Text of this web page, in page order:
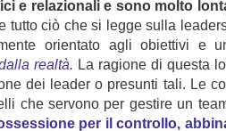
e relazionali e sono molto
tutto ciò che si legge sulla
orientato agli obiettivi e
realtà. La ragione di questa
dei leader o presunti tali. Le
che servono per gestire un
per il controllo,